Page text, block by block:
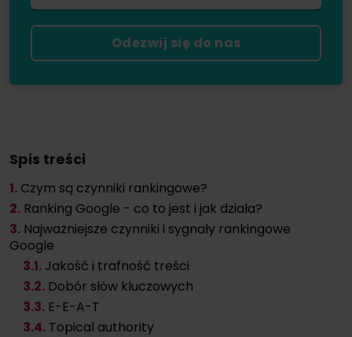
Odezwij się do nas
Spis treści
1. Czym są czynniki rankingowe?
2. Ranking Google - co to jest i jak działa?
3. Najważniejsze czynniki i sygnały rankingowe
Google
3.1. Jakość i trafność treści
3.2. Dobór słów kluczowych
3.3. E-E-A-T
3.4. Topical authority